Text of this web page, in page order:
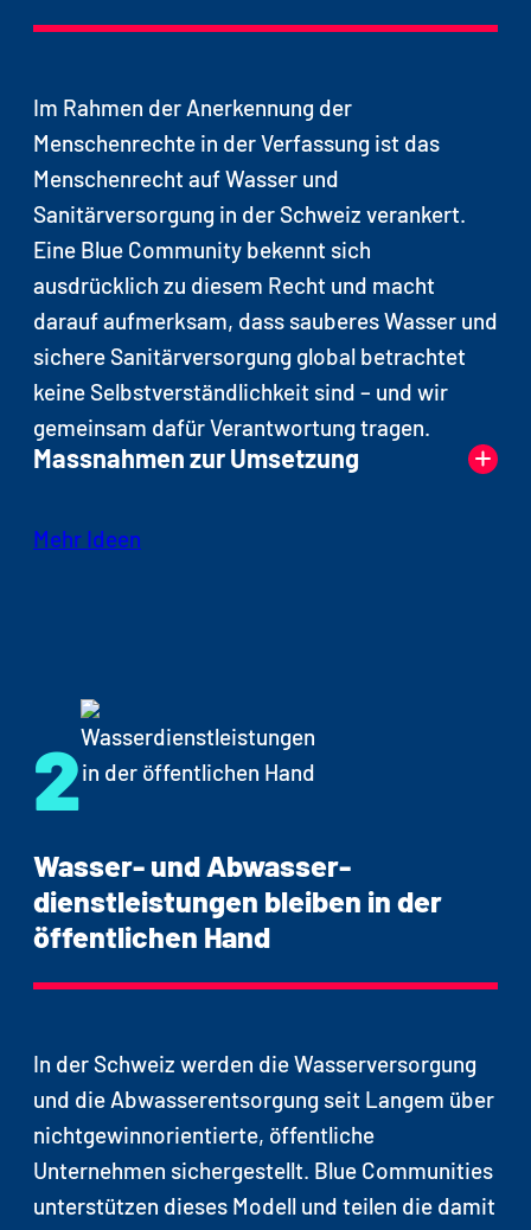
Im Rahmen der Anerkennung der
Menschenrechte in der Verfassung ist das
Menschenrecht auf Wasser und
Sanitärversorgung in der Schweiz verankert.
Eine Blue Community bekennt sich
ausdrücklich zu diesem Recht und macht
darauf aufmerksam, dass sauberes Wasser und
sichere Sanitärversorgung global betrachtet
keine Selbstverständlichkeit sind – und wir
gemeinsam dafür Verantwortung tragen.
Massnahmen zur Umsetzung
(Weltwassertag am 22. März, Ausstellung,
Newsletter, soziale Medien, Website usw.)
An internen und externen Veranstaltungen
auf Blue Community aufmerksam machen
Mehr Ideen
2
Wasser- und Abwasser-
dienstleistungen bleiben in der
öffentlichen Hand
In der Schweiz werden die Wasserversorgung
und die Abwasserentsorgung seit Langem über
nichtgewinnorientierte, öffentliche
Unternehmen sichergestellt. Blue Communities
unterstützen dieses Modell und teilen die damit